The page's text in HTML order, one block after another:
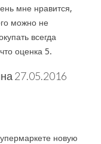
мне нравится,
можно не
всегда
оценка 5.
27.05.2016
новую